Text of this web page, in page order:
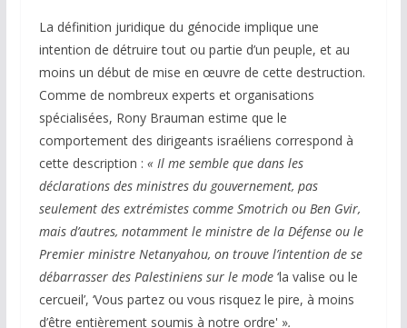
La définition juridique du génocide implique une
intention de détruire tout ou partie d’un peuple, et au
moins un début de mise en œuvre de cette destruction.
Comme de nombreux experts et organisations
spécialisées, Rony Brauman estime que le
comportement des dirigeants israéliens correspond à
cette description : « Il me semble que dans les
déclarations des ministres du gouvernement, pas
seulement des extrémistes comme Smotrich ou Ben Gvir,
mais d’autres, notamment le ministre de la Défense ou le
Premier ministre Netanyahou, on trouve l’intention de se
débarrasser des Palestiniens sur le mode ‘la valise ou le
cercueil’, ‘Vous partez ou vous risquez le pire, à moins
d’être entièrement soumis à notre ordre' ».